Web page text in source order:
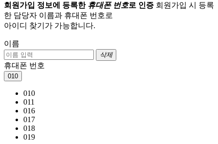
회원가입 정보에 등록한 휴대폰 번호로 인증 회원가입 시 등록
한 담당자 이름과 휴대폰 번호로
아이디 찾기가 가능합니다.
이름
삭제
휴대폰 번호
010
010
011
016
017
018
019